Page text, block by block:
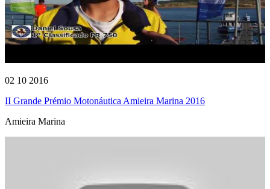
02 10 2016
II Grande Prémio Motonáutica Amieira Marina 2016
Amieira Marina